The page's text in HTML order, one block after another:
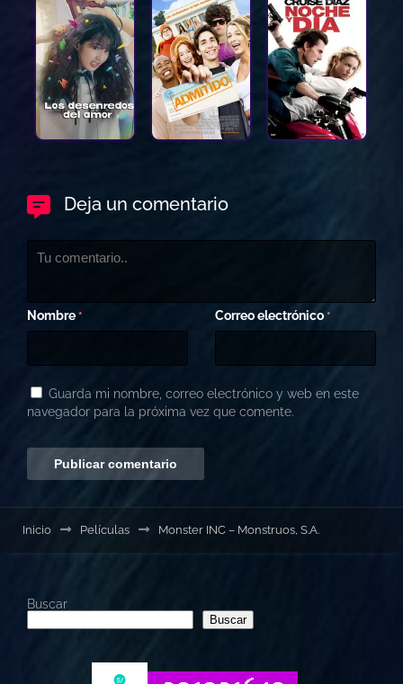
Deja un comentario
Nombre * Correo electrónico *
Guarda mi nombre, correo electrónico y web en este
navegador para la próxima vez que comente.
Inicio Películas Monster INC – Monstruos, S.A.
Buscar
Buscar